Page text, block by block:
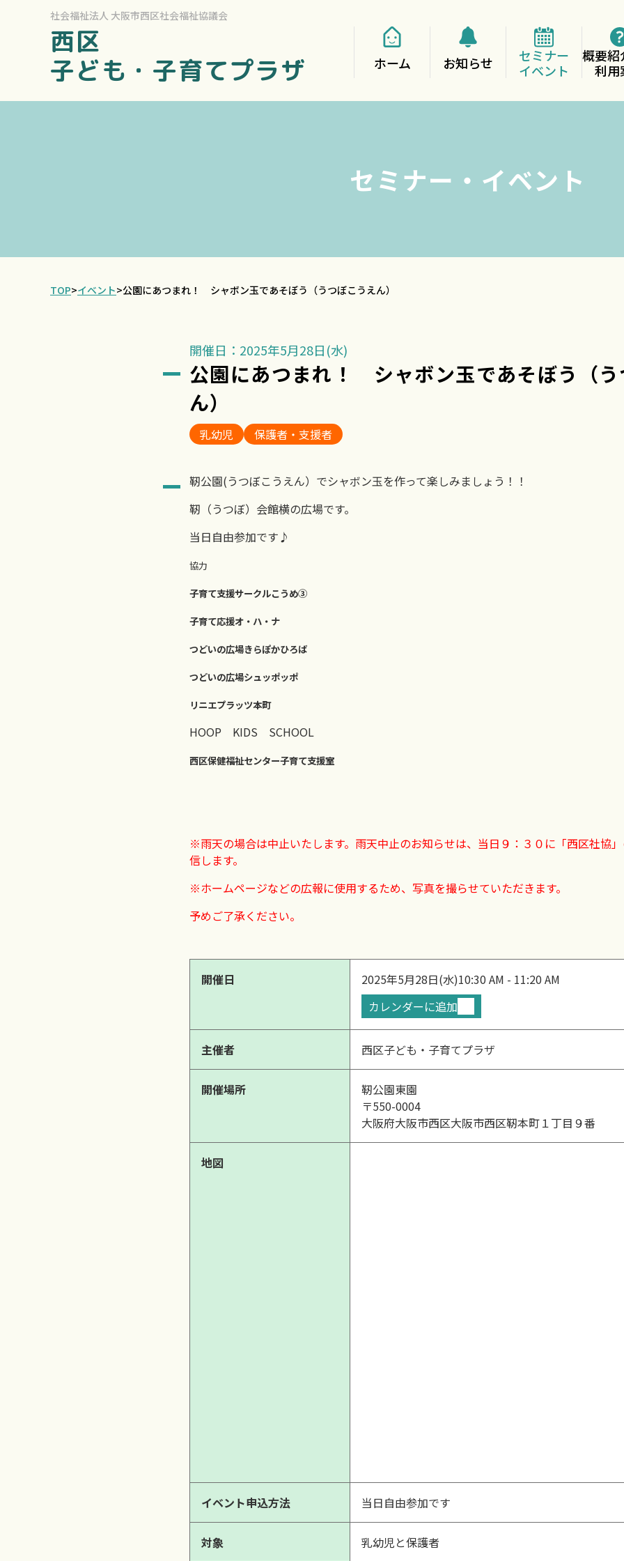
社会福祉法人 大阪市西区社会福祉協議会
西区
子ども・子育てプラザ
ホーム お知らせ
セミナー
イベント
概要紹
利用
セミナー・イベント
TOP>イベント>公園にあつまれ！ シャボン玉であそぼう（うつぼこうえん）
開催日：2025年5月28日(水)
公園にあつまれ！ シャボン玉であそぼう（う
ん）
乳幼児 保護者・支援者
靭公園(うつぼこうえん）でシャボン玉を作って楽しみましょう！！
靭（うつぼ）会館横の広場です。
当日自由参加です♪
協力
子育て支援サークルこうめ③
子育て応援オ・ハ・ナ
つどいの広場きらぽかひろば
つどいの広場シュッポッポ
リニエプラッツ本町
HOOP KIDS SCHOOL
西区保健福祉センター子育て支援室
※雨天の場合は中止いたします。雨天中止のお知らせは、当日９：３０に「西区社協
信します。
※ホームページなどの広報に使用するため、写真を撮らせていただきます。
予めご了承ください。
開催日 2025年5月28日(水)10:30 AM - 11:20 AM
カレンダーに追加
主催者 西区子ども・子育てプラザ
開催場所
靭公園東園
〒550-0004
大阪府大阪市西区大阪市西区靭本町１丁目９番
地図
イベント申込方法 当日自由参加です
対象 乳幼児と保護者